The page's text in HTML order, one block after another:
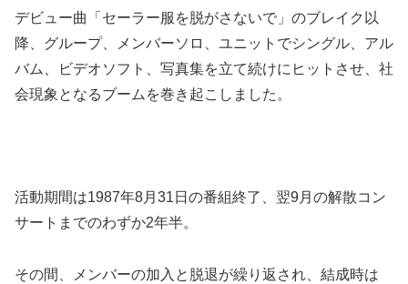
デビュー曲「セーラー服を脱がさないで」のブレイク以
降、グループ、メンバーソロ、ユニットでシングル、アル
バム、ビデオソフト、写真集を立て続けにヒットさせ、社
会現象となるブームを巻き起こしました。
活動期間は1987年8月31日の番組終了、翌9月の解散コン
サートまでのわずか2年半。
その間、メンバーの加入と脱退が繰り返され、結成時は